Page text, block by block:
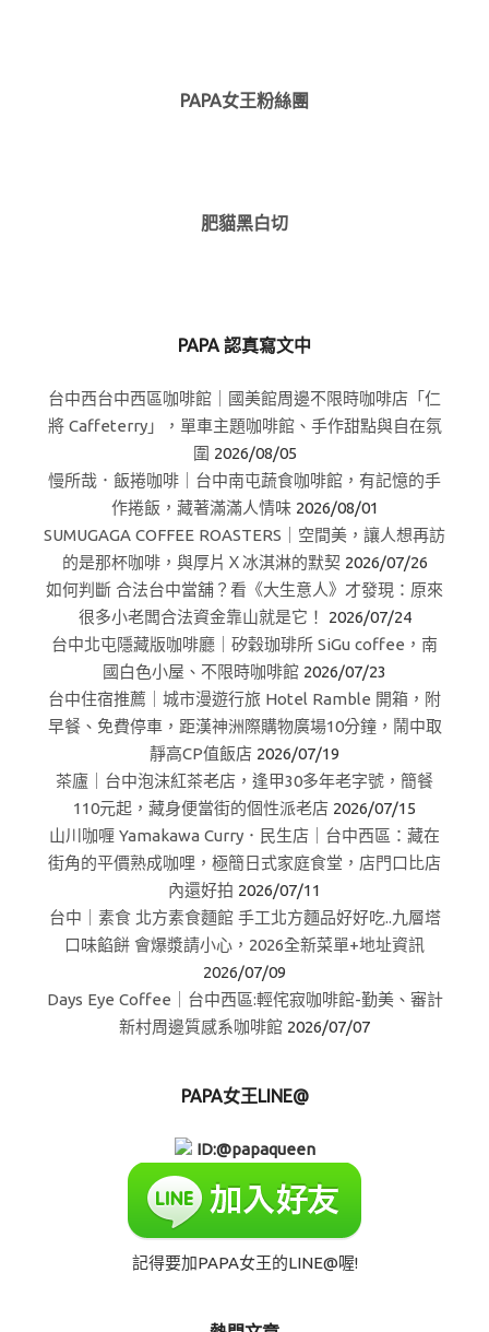
PAPA女王粉絲團
肥貓黑白切
PAPA 認真寫文中
台中西台中西區咖啡館｜國美館周邊不限時咖啡店「仁
將 Caffeterry」，單車主題咖啡館、手作甜點與自在氛
圍 2026/08/05
慢所哉．飯捲咖啡｜台中南屯蔬食咖啡館，有記憶的手
作捲飯，藏著滿滿人情味 2026/08/01
SUMUGAGA COFFEE ROASTERS｜空間美，讓人想再訪
的是那杯咖啡，與厚片Ｘ冰淇淋的默契 2026/07/26
如何判斷 合法台中當舖？看《大生意人》才發現：原來
很多小老闆合法資金靠山就是它！
2026/07/24
台中北屯隱藏版咖啡廳｜矽穀珈琲所 SiGu coffee，南
國白色小屋、不限時咖啡館 2026/07/23
台中住宿推薦｜城市漫遊行旅 Hotel Ramble 開箱，附
早餐、免費停車，距漢神洲際購物廣場10分鐘，鬧中取
靜高CP值飯店 2026/07/19
茶廬｜台中泡沫紅茶老店，逢甲30多年老字號，簡餐
110元起，藏身便當街的個性派老店 2026/07/15
山川咖喱 Yamakawa Curry．民生店｜台中西區：藏在
街角的平價熟成咖哩，極簡日式家庭食堂，店門口比店
內還好拍 2026/07/11
台中｜素食 北方素食麵館 手工北方麵品好好吃..九層塔
口味餡餅 會爆漿請小心，2026全新菜單+地址資訊
2026/07/09
Days Eye Coffee｜台中西區:輕侘寂咖啡館-勤美、審計
新村周邊質感系咖啡館 2026/07/07
PAPA女王LINE@
ID:@papaqueen
記得要加PAPA女王的LINE@喔!